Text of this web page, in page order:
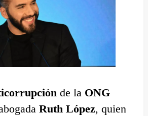
de la ONG
Ruth López, quien